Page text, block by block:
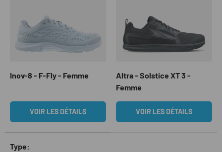
Inov-8 - F-Fly - Femme
VOIR LES DÉTAILS
Altra - Solstice XT 3 -
Femme
VOIR LES DÉTAILS
Type